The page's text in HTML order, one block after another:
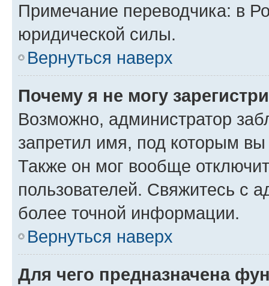
Примечание переводчика: в
юридической силы.
Вернуться наверх
Почему я не могу
Возможно, администратор
запретил имя, под которым вы
Также он мог вообще
пользователей. Свяжитесь с
более точной информации.
Вернуться наверх
Для чего предназначена